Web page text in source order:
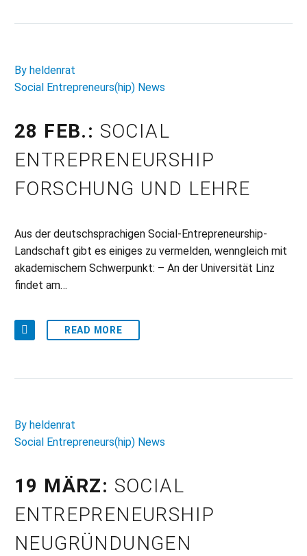
By heldenrat
Social Entrepreneurs(hip) News
28 FEB.: SOCIAL
ENTREPRENEURSHIP
FORSCHUNG UND LEHRE
Aus der deutschsprachigen Social-Entrepreneurship-
Landschaft gibt es einiges zu vermelden, wenngleich mit
akademischem Schwerpunkt: – An der Universität Linz
findet am…
READ MORE
By heldenrat
Social Entrepreneurs(hip) News
19 MÄRZ: SOCIAL
ENTREPRENEURSHIP
NEUGRÜNDUNGEN